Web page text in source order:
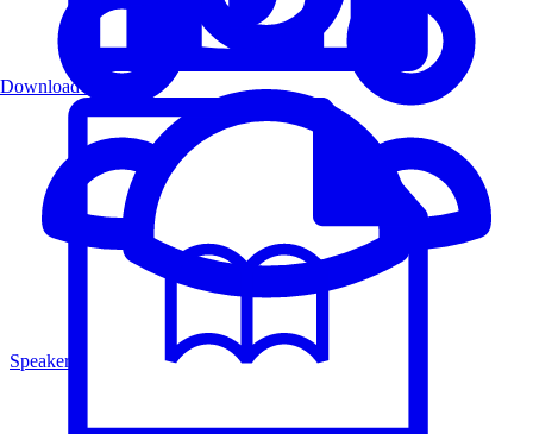
Speakers
Download PDF